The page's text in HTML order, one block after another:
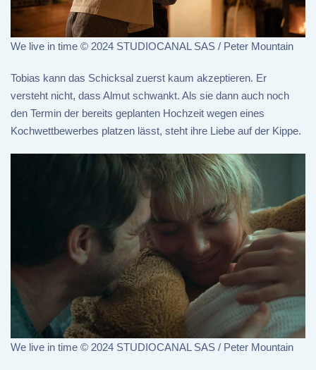
We live in time © 2024 STUDIOCANAL SAS / Peter Mountain
Tobias kann das Schicksal zuerst kaum akzeptieren. Er
versteht nicht, dass Almut schwankt. Als sie dann auch noch
den Termin der bereits geplanten Hochzeit wegen eines
Kochwettbewerbes platzen lässt, steht ihre Liebe auf der Kippe.
We live in time © 2024 STUDIOCANAL SAS / Peter Mountain